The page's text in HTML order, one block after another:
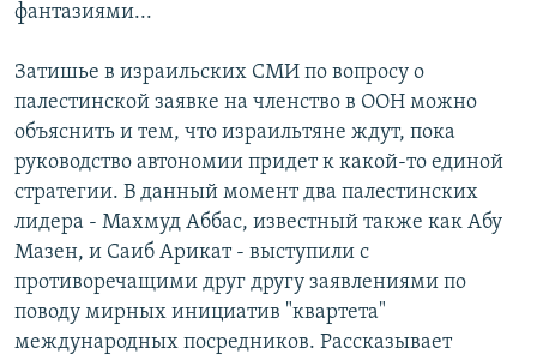
фантазиями...
Затишье в израильских СМИ по вопросу о
палестинской заявке на членство в ООН можно
объяснить и тем, что израильтяне ждут, пока
руководство автономии придет к какой-то единой
стратегии. В данный момент два палестинских
лидера - Махмуд Аббас, известный также как Абу
Мазен, и Саиб Арикат - выступили с
противоречащими друг другу заявлениями по
поводу мирных инициатив "квартета"
международных посредников. Рассказывает